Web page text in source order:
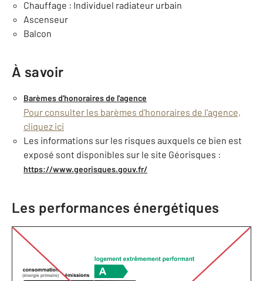
Chauffage : Individuel radiateur urbain
Ascenseur
Balcon
À savoir
Barèmes d'honoraires de l'agence
Pour consulter les barèmes d'honoraires de l'agence,
cliquez ici
Les informations sur les risques auxquels ce bien est
exposé sont disponibles sur le site Géorisques :
https://www.georisques.gouv.fr/
Les performances énergétiques